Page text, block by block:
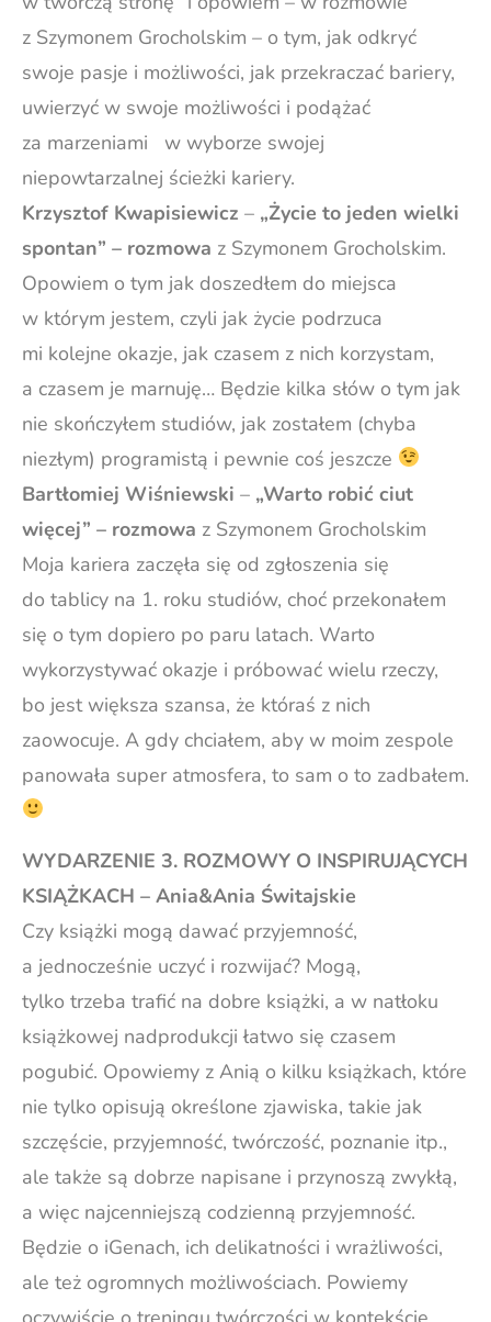
z Szymonem Grocholskim – o tym, jak odkryć
swoje pasje i możliwości, jak przekraczać bariery,
uwierzyć w swoje możliwości i podążać
za marzeniami w wyborze swojej
niepowtarzalnej ścieżki kariery.
Krzysztof Kwapisiewicz – „Życie to jeden wielki
spontan” – rozmowa z Szymonem Grocholskim.
Opowiem o tym jak doszedłem do miejsca
w którym jestem, czyli jak życie podrzuca
mi kolejne okazje, jak czasem z nich korzystam,
a czasem je marnuję… Będzie kilka słów o tym jak
nie skończyłem studiów, jak zostałem (chyba
niezłym) programistą i pewnie coś jeszcze
Bartłomiej Wiśniewski – „Warto robić ciut
więcej” – rozmowa z Szymonem Grocholskim
Moja kariera zaczęła się od zgłoszenia się
do tablicy na 1. roku studiów, choć przekonałem
się o tym dopiero po paru latach. Warto
wykorzystywać okazje i próbować wielu rzeczy,
bo jest większa szansa, że któraś z nich
zaowocuje. A gdy chciałem, aby w moim zespole
panowała super atmosfera, to sam o to zadbałem.
WYDARZENIE 3. ROZMOWY O INSPIRUJĄCYCH
KSIĄŻKACH – Ania&Ania Świtajskie
Czy książki mogą dawać przyjemność,
a jednocześnie uczyć i rozwijać? Mogą,
tylko trzeba trafić na dobre książki, a w natłoku
książkowej nadprodukcji łatwo się czasem
pogubić. Opowiemy z Anią o kilku książkach, które
nie tylko opisują określone zjawiska, takie jak
szczęście, przyjemność, twórczość, poznanie itp.,
ale także są dobrze napisane i przynoszą zwykłą,
a więc najcenniejszą codzienną przyjemność.
Będzie o iGenach, ich delikatności i wrażliwości,
ale też ogromnych możliwościach. Powiemy